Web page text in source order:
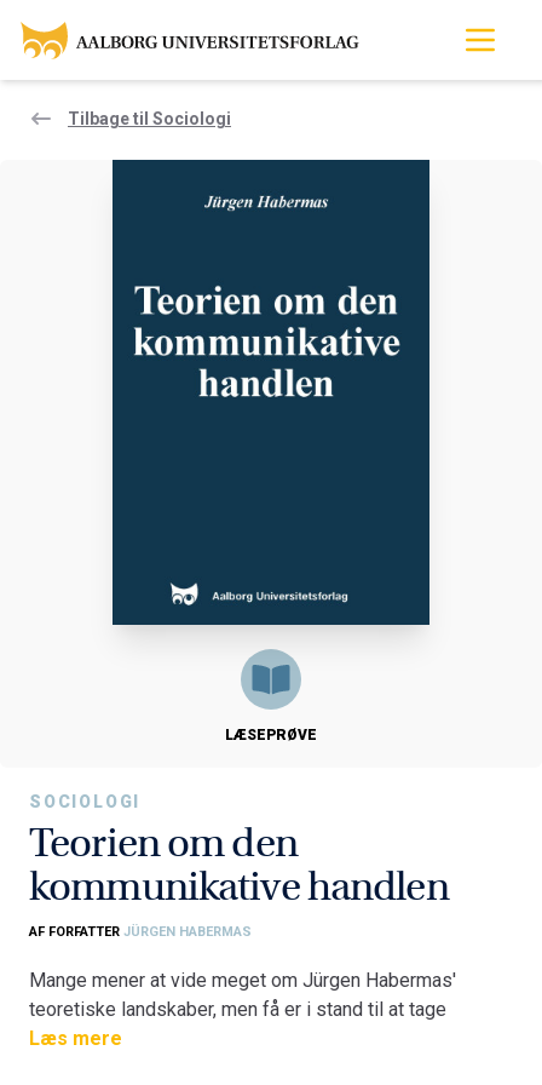
Tilbage til Sociologi
LÆSEPRØVE
SOCIOLOGI
Teorien om den
kommunikative handlen
AF FORFATTER JÜRGEN HABERMAS
Mange mener at vide meget om Jürgen Habermas'
teoretiske landskaber, men få er i stand til at tage
begrundet stilling til dem. Dét er der to følgende gode
Læs mere